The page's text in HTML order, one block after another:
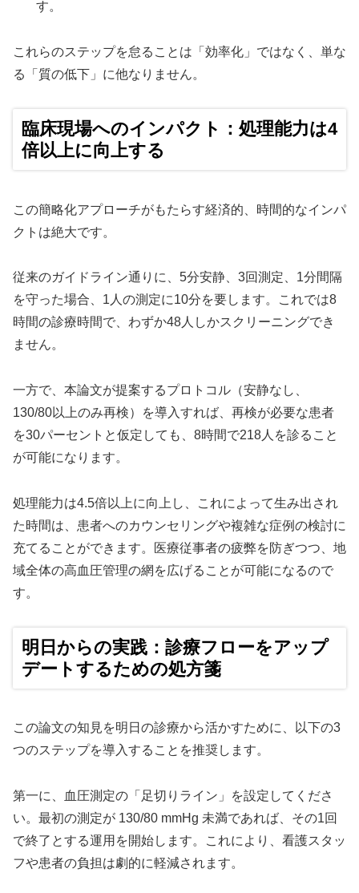
す。
これらのステップを怠ることは「効率化」ではなく、単な
る「質の低下」に他なりません。
臨床現場へのインパクト：処理能力は4
倍以上に向上する
この簡略化アプローチがもたらす経済的、時間的なインパ
クトは絶大です。
従来のガイドライン通りに、5分安静、3回測定、1分間隔
を守った場合、1人の測定に10分を要します。これでは8
時間の診療時間で、わずか48人しかスクリーニングでき
ません。
一方で、本論文が提案するプロトコル（安静なし、
130/80以上のみ再検）を導入すれば、再検が必要な患者
を30パーセントと仮定しても、8時間で218人を診ること
が可能になります。
処理能力は4.5倍以上に向上し、これによって生み出され
た時間は、患者へのカウンセリングや複雑な症例の検討に
充てることができます。医療従事者の疲弊を防ぎつつ、地
域全体の高血圧管理の網を広げることが可能になるので
す。
明日からの実践：診療フローをアップ
デートするための処方箋
この論文の知見を明日の診療から活かすために、以下の3
つのステップを導入することを推奨します。
第一に、血圧測定の「足切りライン」を設定してくださ
い。最初の測定が 130/80 mmHg 未満であれば、その1回
で終了とする運用を開始します。これにより、看護スタッ
フや患者の負担は劇的に軽減されます。